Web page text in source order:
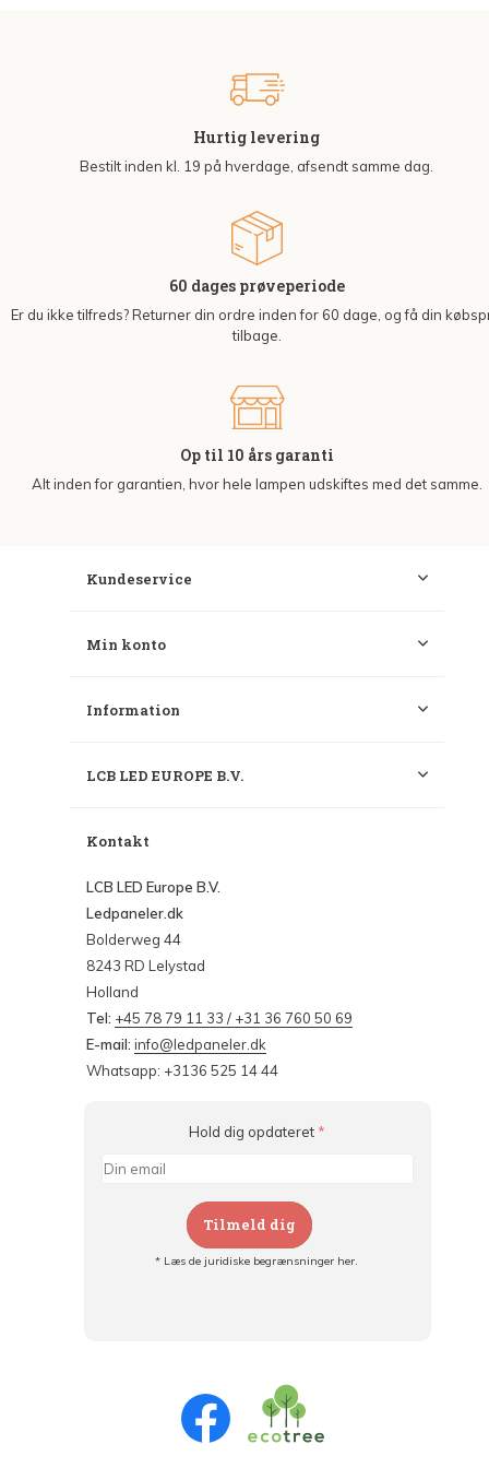
Hurtig levering
Bestilt inden kl. 19 på hverdage, afsendt samme dag.
60 dages prøveperiode
Er du ikke tilfreds? Returner din ordre inden for 60 dage, og få din
tilbage.
Op til 10 års garanti
Alt inden for garantien, hvor hele lampen udskiftes med det samme.
Kundeservice
Min konto
Information
LCB LED EUROPE B.V.
Kontakt
LCB LED Europe B.V.
Ledpaneler.dk
Bolderweg 44
8243 RD Lelystad
Holland
Tel: +45 78 79 11 33 / +31 36 760 50 69
E-mail: info@ledpaneler.dk
Whatsapp: +3136 525 14 44
Hold dig opdateret *
Tilmeld dig
* Læs de juridiske begrænsninger her.